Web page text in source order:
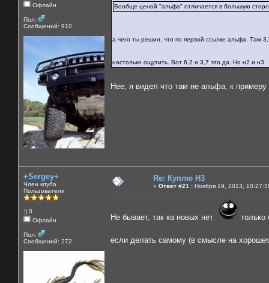
Офлайн
Пол:
Сообщений: 910
Вообще ценой "альфа" отличается в большую
а чего ты решил, что по первой ссылке альфа. Там
настолько ощутить. Вот 6,2 и 3,7 это да. Но н2 и
Нее, я видел что там не альфа, к примеру
+Sergey+
Член клуба
Пользователи
:) 0
Офлайн
Пол:
Сообщений: 272
Re: Куплю H3
« Ответ #21 : Ноября 19, 2013,
Не бывает, так ка новых нет только
если делать самому (в смысле на